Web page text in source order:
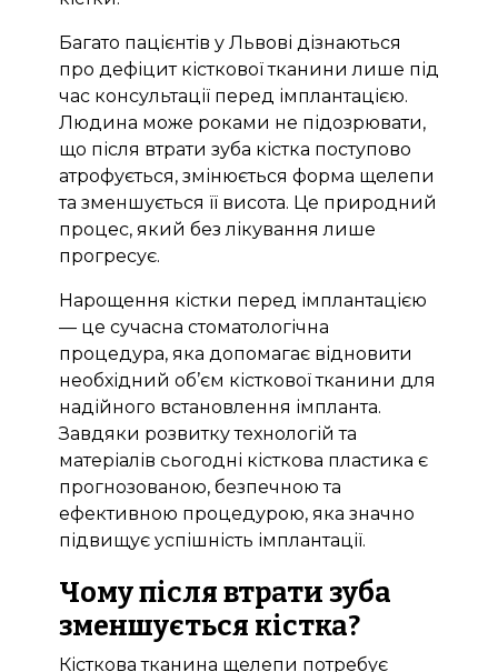
Багато пацієнтів у Львові дізнаються
про дефіцит кісткової тканини лише під
час консультації перед імплантацією.
Людина може роками не підозрювати,
що після втрати зуба кістка поступово
атрофується, змінюється форма щелепи
та зменшується її висота. Це природний
процес, який без лікування лише
прогресує.
Нарощення кістки перед імплантацією
— це сучасна стоматологічна
процедура, яка допомагає відновити
необхідний об’єм кісткової тканини для
надійного встановлення імпланта.
Завдяки розвитку технологій та
матеріалів сьогодні кісткова пластика є
прогнозованою, безпечною та
ефективною процедурою, яка значно
підвищує успішність імплантації.
Чому після втрати зуба
зменшується кістка?
Кісткова тканина щелепи потребує